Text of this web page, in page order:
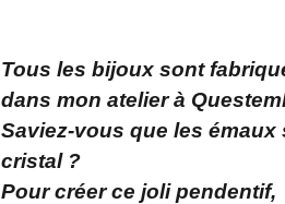
Tous les bijoux sont
dans mon atelier à
Saviez-vous que les
cristal ?
Pour créer ce joli pendentif,